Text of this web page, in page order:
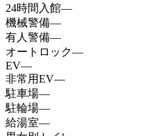
24時間入館—
機械警備—
有人警備—
オートロック—
EV—
非常用EV—
駐車場—
駐輪場—
給湯室—